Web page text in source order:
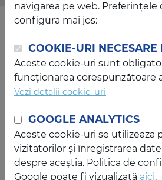
CHIRURGIA RETINEI.
DE RETINĂ
⏺️DEZLIPIREA DE RETINĂ -
rară (aproximativ o persoană din
împinsă sau trasă din poziția ei
a retinei care este dezlipită nu
astfel încât vederea devine
navigarea pe web. Preferințele
configura mai jos:
COOKIE-URI NECESARE
Aceste cookie-uri sunt
funcționarea corespunzătoare
Vezi detalii cookie-uri
GOOGLE ANALYTICS
Aceste cookie-uri se utilizeaza
vizitatorilor și înregistrarea
despre aceștia. Politica de
Google poate fi vizualizată aici.